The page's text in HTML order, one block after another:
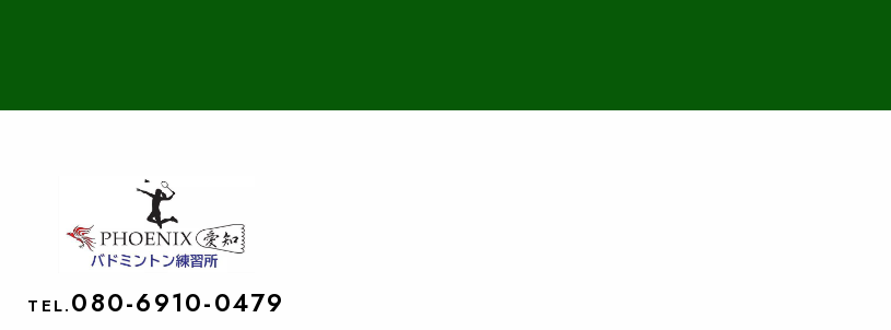
TEL.080-6910-0479